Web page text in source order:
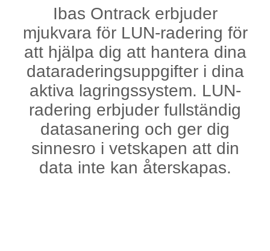
Ibas Ontrack erbjuder
mjukvara för LUN-radering för
att hjälpa dig att hantera dina
dataraderingsuppgifter i dina
aktiva lagringssystem. LUN-
radering erbjuder fullständig
datasanering och ger dig
sinnesro i vetskapen att din
data inte kan återskapas.